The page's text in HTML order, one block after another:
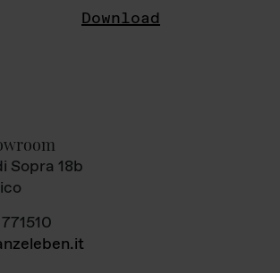
Download
Sopra 18b